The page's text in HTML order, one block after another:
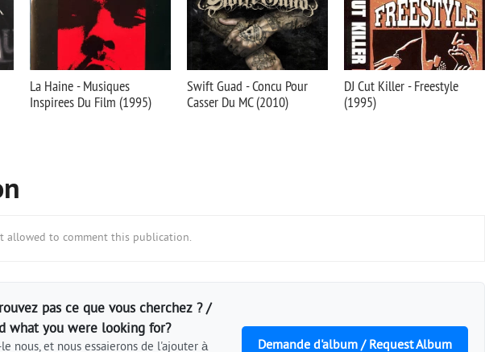
La Haine - Musiques
Inspirees Du Film (1995)
Swift Guad - Concu Pour
Casser Du MC (2010)
DJ Cut Killer - Freestyle
(1995)
allowed to comment this publication.
pas ce que vous cherchez ? /
what you were looking for?
nous, et nous essaierons de l'ajouter à
Demande d'album / Request Album